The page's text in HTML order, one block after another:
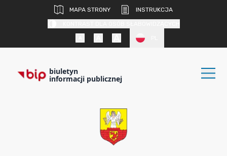
MAPA STRONY
INSTRUKCJA
biuletyn
informacji publicznej